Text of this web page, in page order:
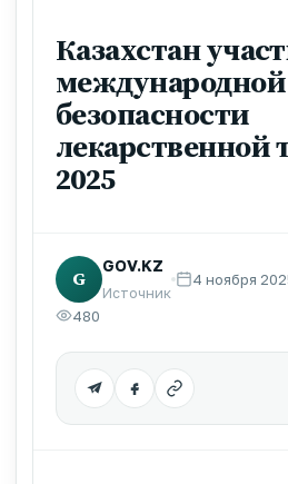
Казахстан
безопасности
лекарственной
2025
G
GOV.KZ
Источник
4 ноября
480